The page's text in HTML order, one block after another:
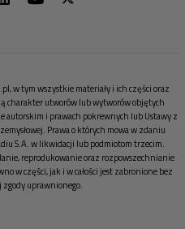
w tym wszystkie materiały i ich części oraz
charakter utworów lub wytworów objętych
autorskim i prawach pokrewnych lub Ustawy z
Prawa o których mowa w zdaniu
S.A. w likwidacji lub podmiotom trzecim.
reprodukowanie oraz rozpowszechnianie
w części, jak i w całości jest zabronione bez
uprawnionego.